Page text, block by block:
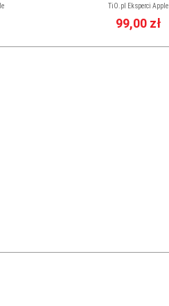
TiO.pl Eksperci Apple
99,00 zł